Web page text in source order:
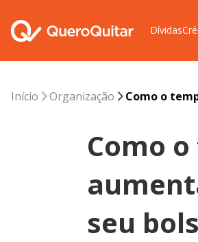
Dívidas
Início Organização Como o
Como
seu